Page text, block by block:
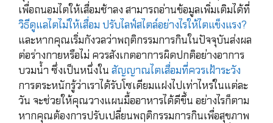
เพื่อถนอมไตให้เสื่อมช้าลง สามารถอ่านข้อมูลเพิ่มเติมได้ที่
วิธีดูแลไตไม่ให้เสื่อม ปรับไลฟ์สไตล์อย่างไรให้ไตแข็งแรง?
และหากคุณเริ่มกังวลว่าพฤติกรรมการกินในปัจจุบันส่งผล
ต่อร่างกายหรือไม่ ควรสังเกตอาการผิดปกติอย่างอาการ
บวมน้ำ ซึ่งเป็นหนึ่งใน สัญญาณไตเสื่อมที่ควรเฝ้าระวัง
การตระหนักรู้ว่าเราได้รับโซเดียมแฝงไปเท่าไหร่ในแต่ละ
วัน จะช่วยให้คุณวางแผนมื้ออาหารได้ดีขึ้น อย่างไรก็ตาม
หากคุณต้องการปรับเปลี่ยนพฤติกรรมการกินเพื่อสุขภาพ